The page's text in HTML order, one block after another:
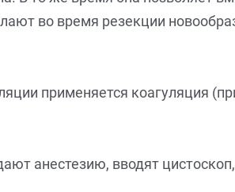
во время резекции
применяется коагуляция
анестезию, вводят